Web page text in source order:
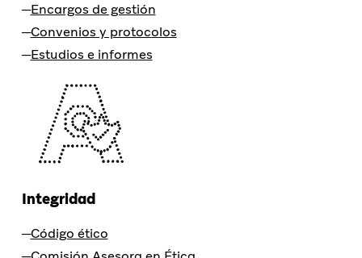
Encargos de gestión
Convenios y protocolos
Estudios e informes
Integridad
Código ético